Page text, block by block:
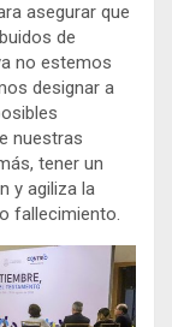
asegurar que
de
no estemos
designar a
nuestras
tener un
y agiliza la
fallecimiento.